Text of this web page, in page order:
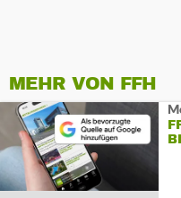
MEHR VON FFH